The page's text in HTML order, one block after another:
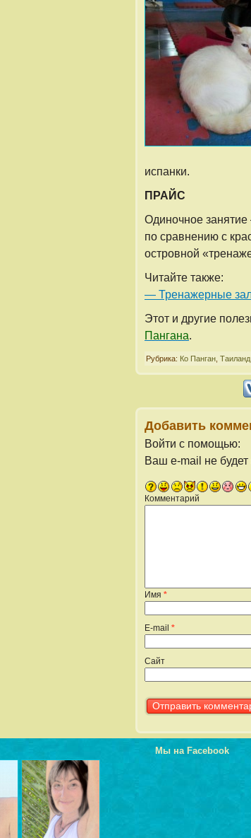
испанки.
ПРАЙС
Одиночное
по сравнению с
островной
Читайте также:
— Тренажерные
Этот и другие
Пангана.
Рубрика: Ко Панган Таиланд
Добавить
Войти с помощью:
Ваш e-mail не будет
Комментарий
Имя *
E-mail *
Сайт
Мы на Facebook